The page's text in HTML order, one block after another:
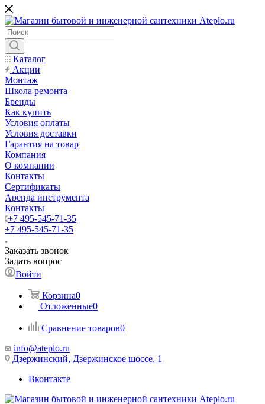
Каталог
Акции
Монтаж
Школа ремонта
Бренды
Как купить
Условия оплаты
Условия доставки
Гарантия на товар
Компания
О компании
Контакты
Сертификаты
Аренда инструмента
Контакты
+7 495-545-71-35
+7 495-545-71-35
Заказать звонок
Задать вопрос
Войти
Корзина0
Отложенные0
Сравнение товаров0
info@ateplo.ru
Дзержинский, Дзержинское шоссе, 1
Вконтакте